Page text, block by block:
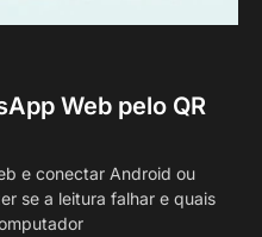
Web pelo QR
e conectar Android ou
se a leitura falhar e quais